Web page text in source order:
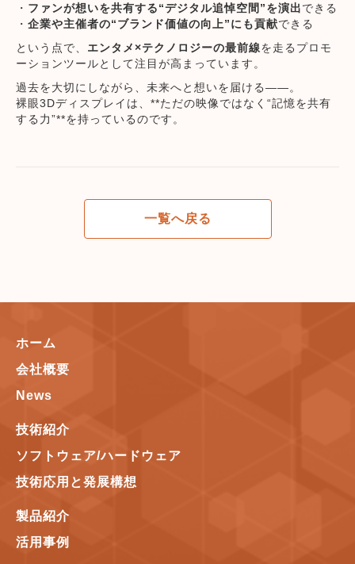
・ ファンが想いを共有する“デジタル追悼空間”を演出できる
・ 企業や主催者の“ブランド価値の向上”にも貢献できる
という点で、 エンタメ×テクノロジーの最前線を走るプロモ
ーションツールとして注目が高まっています。
過去を大切にしながら、未来へと想いを届ける――。
裸眼3Dディスプレイは、**ただの映像ではなく“記憶を共有
する力”**を持っているのです。
一覧へ戻る
ホーム
会社概要
News
技術紹介
ソフトウェア/ハードウェア
技術応用と発展構想
製品紹介
活用事例